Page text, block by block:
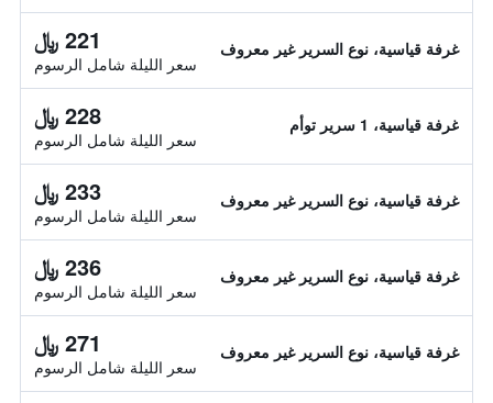
غرفة قياسية، نوع السرير غير معروف 221 ﷼
سعر الليلة شامل الرسوم
غرفة قياسية، 1 سرير توأم 228 ﷼
سعر الليلة شامل الرسوم
غرفة قياسية، نوع السرير غير معروف 233 ﷼
سعر الليلة شامل الرسوم
غرفة قياسية، نوع السرير غير معروف 236 ﷼
سعر الليلة شامل الرسوم
غرفة قياسية، نوع السرير غير معروف 271 ﷼
سعر الليلة شامل الرسوم